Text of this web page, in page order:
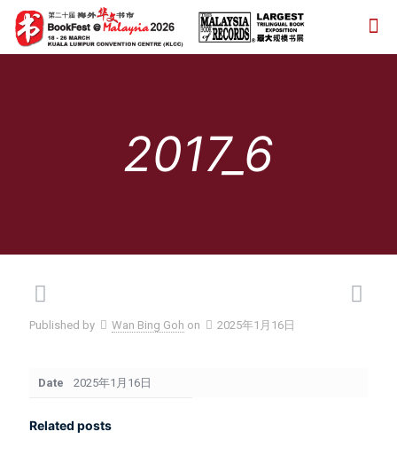
2017_6
Published by Wan Bing Goh on 2025年1月16日
Date 2025年1月16日
Related posts